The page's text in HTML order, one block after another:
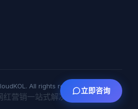
All rights reserved.
红营销一站式解决方案
立即咨询